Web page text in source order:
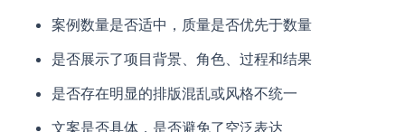
案例数量是否适中，质量是否优先于数量
是否展示了项目背景、角色、过程和结果
是否存在明显的排版混乱或风格不统一
文案是否具体，是否避免了空泛表达